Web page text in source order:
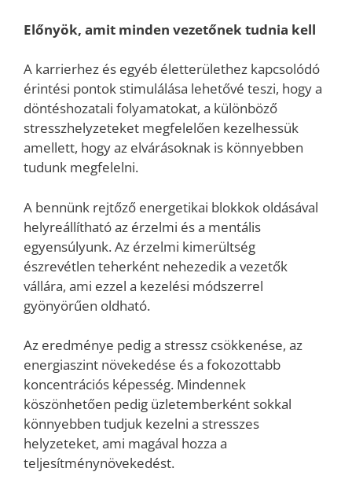
Előnyök, amit minden vezetőnek tudnia kell
A karrierhez és egyéb életterülethez kapcsolódó
érintési pontok stimulálása lehetővé teszi, hogy a
döntéshozatali folyamatokat, a különböző
stresszhelyzeteket megfelelően kezelhessük
amellett, hogy az elvárásoknak is könnyebben
tudunk megfelelni.
A bennünk rejtőző energetikai blokkok oldásával
helyreállítható az érzelmi és a mentális
egyensúlyunk. Az érzelmi kimerültség
észrevétlen teherként nehezedik a vezetők
vállára, ami ezzel a kezelési módszerrel
gyönyörűen oldható.
Az eredménye pedig a stressz csökkenése, az
energiaszint növekedése és a fokozottabb
koncentrációs képesség. Mindennek
köszönhetően pedig üzletemberként sokkal
könnyebben tudjuk kezelni a stresszes
helyzeteket, ami magával hozza a
teljesítménynövekedést.